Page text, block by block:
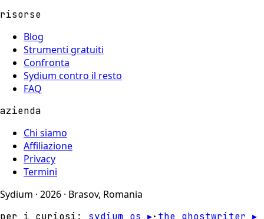
risorse
Blog
Strumenti gratuiti
Confronta
Sydium contro il resto
FAQ
azienda
Chi siamo
Affiliazione
Privacy
Termini
Sydium · 2026 · Brasov, Romania
per i curiosi: sydium os ▸· the ghostwriter ▸